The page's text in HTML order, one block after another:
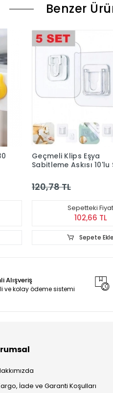
Benzer
Geçmeli Klips Eşya
Sabitleme Askısı 10'lu
120,78 TL
Sepetteki Fiyat
102,66 TL
Sepete Ekle
Alışveriş
ve kolay ödeme sistemi
İade ve Garanti Koşulları